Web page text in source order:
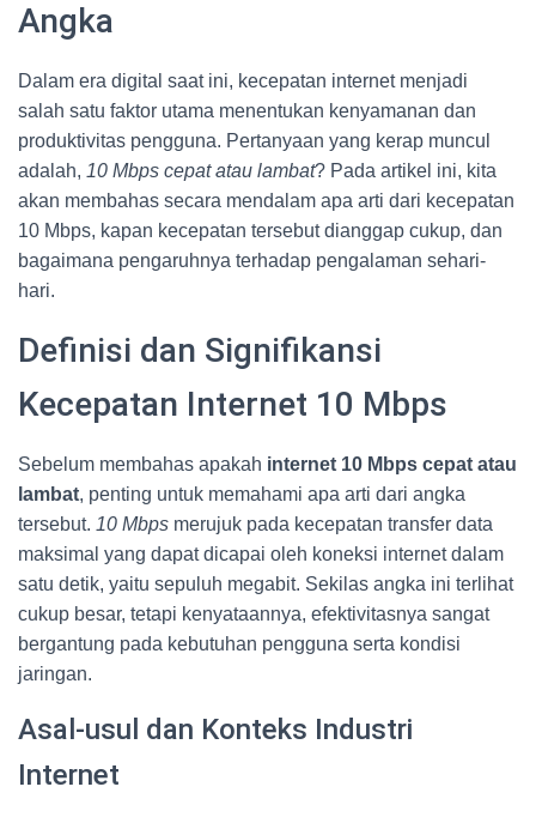
Angka
Dalam era digital saat ini, kecepatan internet menjadi
salah satu faktor utama menentukan kenyamanan dan
produktivitas pengguna. Pertanyaan yang kerap muncul
adalah, 10 Mbps cepat atau lambat? Pada artikel ini, kita
akan membahas secara mendalam apa arti dari kecepatan
10 Mbps, kapan kecepatan tersebut dianggap cukup, dan
bagaimana pengaruhnya terhadap pengalaman sehari-
hari.
Definisi dan Signifikansi
Kecepatan Internet 10 Mbps
Sebelum membahas apakah internet 10 Mbps cepat atau
lambat, penting untuk memahami apa arti dari angka
tersebut. 10 Mbps merujuk pada kecepatan transfer data
maksimal yang dapat dicapai oleh koneksi internet dalam
satu detik, yaitu sepuluh megabit. Sekilas angka ini terlihat
cukup besar, tetapi kenyataannya, efektivitasnya sangat
bergantung pada kebutuhan pengguna serta kondisi
jaringan.
Asal-usul dan Konteks Industri
Internet